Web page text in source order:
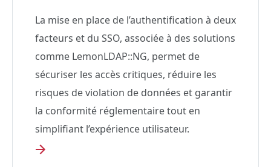
La mise en place de l’authentification à deux
facteurs et du SSO, associée à des solutions
comme LemonLDAP::NG, permet de
sécuriser les accès critiques, réduire les
risques de violation de données et garantir
la conformité réglementaire tout en
simplifiant l’expérience utilisateur.